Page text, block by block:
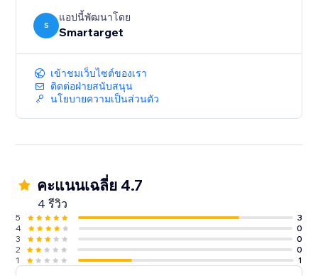
works both on desktop and mobile devices.
S
แอปนี้พัฒนาโดย
Smartarget
เข้าชมเว็บไซต์ของเรา
ติดต่อฝ่ายสนับสนุน
นโยบายความเป็นส่วนตัว
คะแนนเฉลี่ย 4.7
4 รีวิว
5
3
4
0
3
0
2
0
1
1